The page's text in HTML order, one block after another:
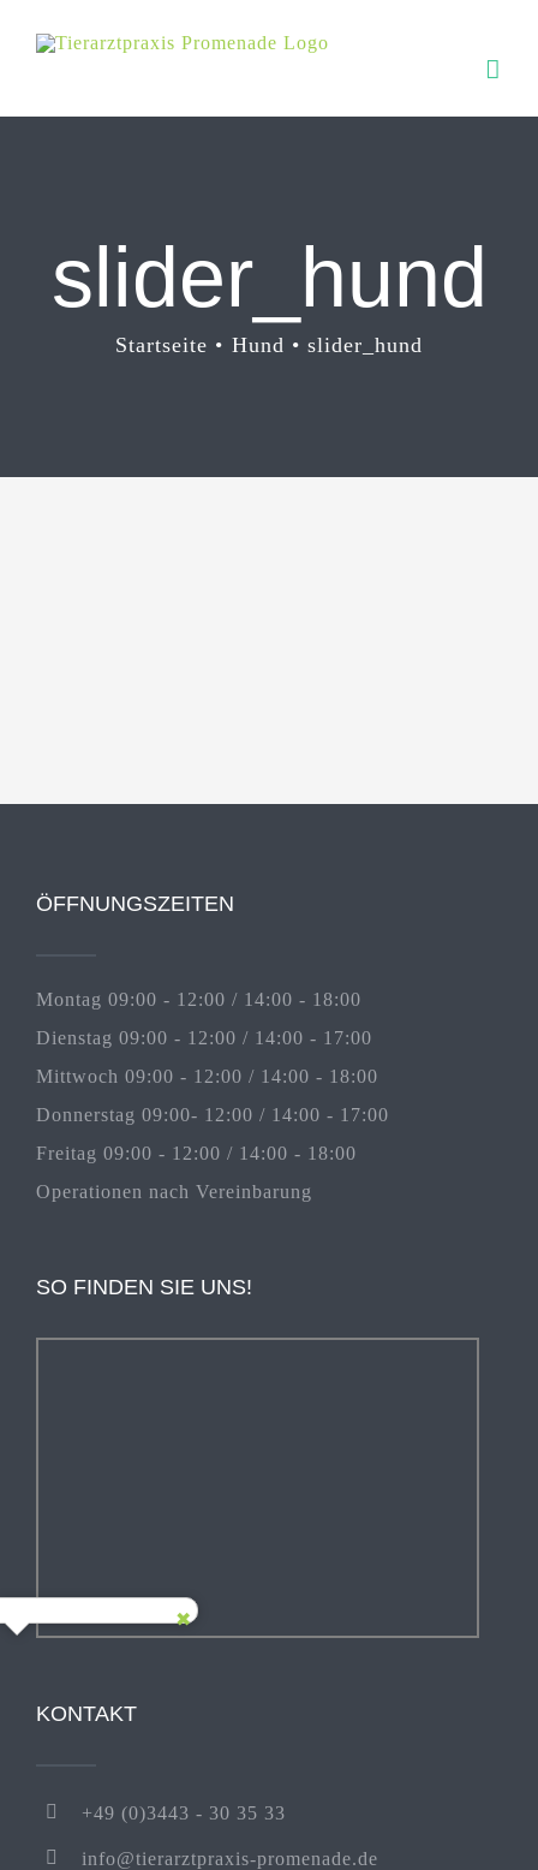
Inhalt
slider_hund
Startseite Hund slider_hund
ÖFFNUNGSZEITEN
Montag 09:00 - 12:00 / 14:00 - 18:00
Dienstag 09:00 - 12:00 / 14:00 - 17:00
Mittwoch 09:00 - 12:00 / 14:00 - 18:00
Donnerstag 09:00- 12:00 / 14:00 - 17:00
Freitag 09:00 - 12:00 / 14:00 - 18:00
Operationen nach Vereinbarung
SO FINDEN SIE UNS!
KONTAKT
+49 (0)3443 - 30 35 33
info@tierarztpraxis-promenade.de